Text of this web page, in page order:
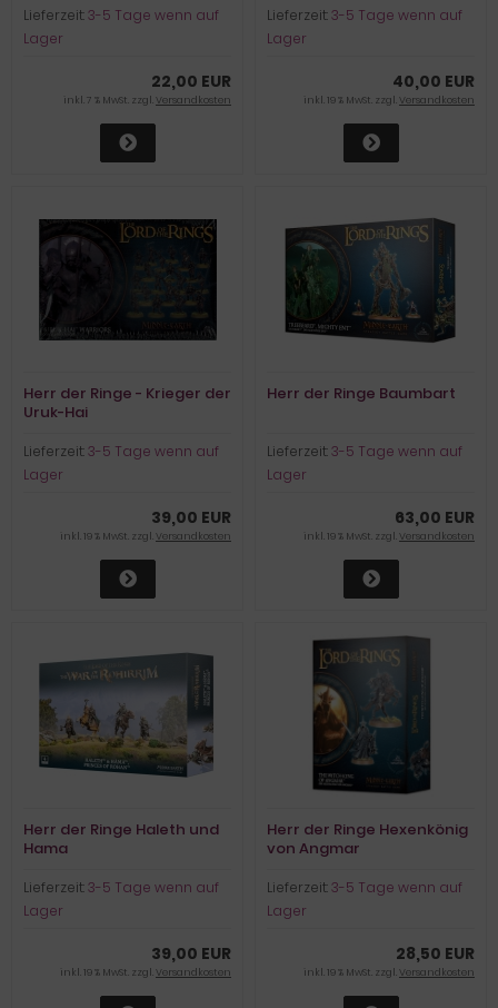
Lieferzeit:3-5 Tage wenn auf
Lager
22,00 EUR
inkl. 7 % MwSt. zzgl.Versandkosten
Lieferzeit:3-5 Tage wenn auf
Lager
40,00 EUR
inkl. 19 % MwSt. zzgl.Versandkosten
Herr der Ringe - Krieger der
Uruk-Hai
Lieferzeit:3-5 Tage wenn auf
Lager
39,00 EUR
inkl. 19 % MwSt. zzgl.Versandkosten
Herr der Ringe Baumbart
Lieferzeit:3-5 Tage wenn auf
Lager
63,00 EUR
inkl. 19 % MwSt. zzgl.Versandkosten
Herr der Ringe Haleth und
Hama
Lieferzeit:3-5 Tage wenn auf
Lager
39,00 EUR
inkl. 19 % MwSt. zzgl.Versandkosten
Herr der Ringe Hexenkönig
von Angmar
Lieferzeit:3-5 Tage wenn auf
Lager
28,50 EUR
inkl. 19 % MwSt. zzgl.Versandkosten